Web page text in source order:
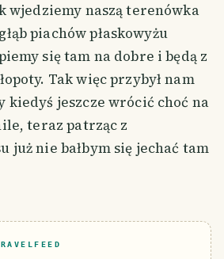
wjedziemy naszą terenówka
piachów płaskowyżu
się tam na dobre i będą z
Tak więc przybył nam
kiedyś jeszcze wrócić choć na
teraz patrząc z
już nie bałbym się jechać tam